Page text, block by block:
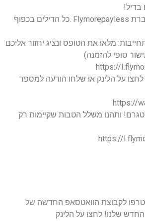
בדיל!
כל הזכויות שמורות לחברת Flymorepayless .כל הדילים בכפוף
מלאו את הטופס ונציג יחזור אליכם
סופי להזמנה)
https://
על הלינק או שלחו הודעה למספר
https://
ותהנו משלל הטבות שקיימות רק
https://
לקבוצת הוואטסאפ החדשה של
שלנו! לחצו על הלינק